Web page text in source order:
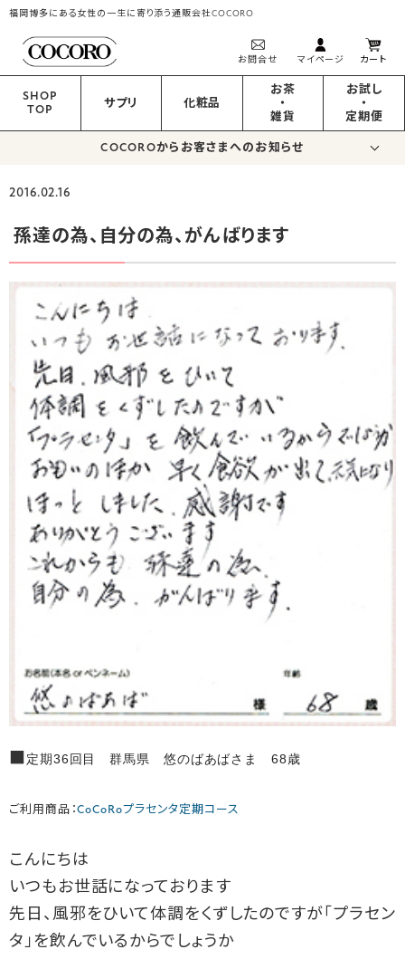
福岡博多にある女性の一生に寄り添う通販会社COCORO
お問合せ マイページ カート
SHOP
TOP
サプリ 化粧品
お茶
・
雑貨
お試し
・
定期便
COCOROからお客さまへのお知らせ
2016.02.16
孫達の為、自分の為、がんばります
■定期36回目 群馬県 悠のばあばさま 68歳
ご利用商品：CoCoRoプラセンタ定期コース
こんにちは
いつもお世話になっております
先日、風邪をひいて体調をくずしたのですが「プラセン
タ」を飲んでいるからでしょうか